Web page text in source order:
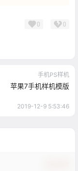
0 0
手机PS样机
苹果7手机样机模版
2019-12-9 5:53:46